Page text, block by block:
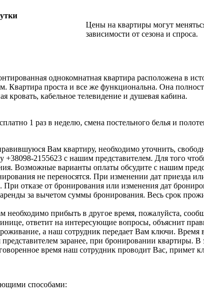
Цены на квартиры могут
зависимости от сезона и спроса.
однокомнатная квартира расположена в
Квартира проста и все же функциональна. Она
кровать, кабельное телевидение и душевая кабина.
1 раз в неделю, смена постельного белья и
Вам квартиру, необходимо уточнить,
+38098-2155623 с нашим представителем. Для того
Возможные варианты оплаты обсудите с нашим
не переносятся. При изменении дат приезда
отказе от бронирования или изменения дат
за вычетом суммы бронирования. Весь срок
необходимо прибыть в другое время, пожалуйста,
ответит на интересующие вопросы, объяснит
а наш сотрудник передает Вам ключи.
заранее, при бронировании
время наш сотрудник проводит Вас, примет
способами: